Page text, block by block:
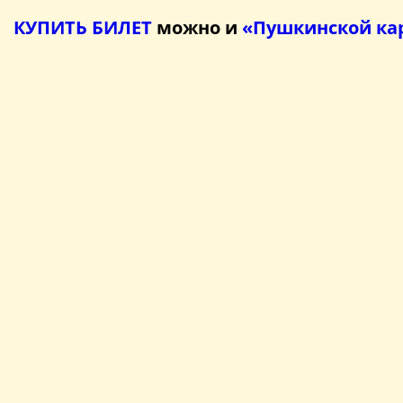
КУПИТЬ БИЛЕТ можно и «Пушкинской